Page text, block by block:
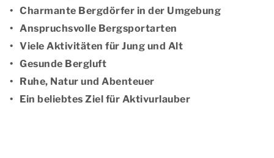
Charmante Bergdörfer in der Umgebung
Anspruchsvolle Bergsportarten
Viele Aktivitäten für Jung und Alt
Gesunde Bergluft
Ruhe, Natur und Abenteuer
Ein beliebtes Ziel für Aktivurlauber